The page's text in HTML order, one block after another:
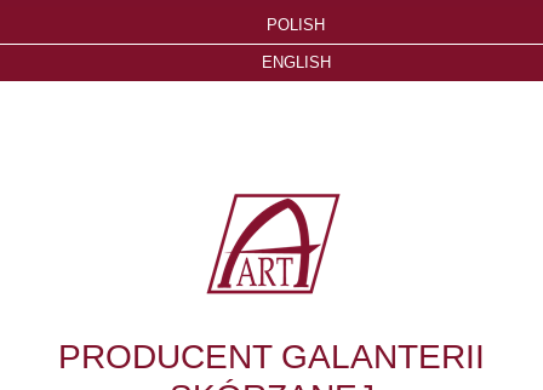
POLISH
ENGLISH
PRODUCENT GALANTERII